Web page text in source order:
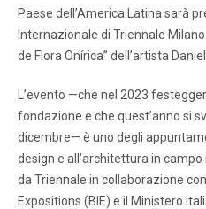
Paese dell’America Latina sarà
Internazionale di Triennale
de Flora Onírica” dell’artista
L’evento —che nel 2023
fondazione e che quest’anno si
dicembre— è uno degli
design e all’architettura in
da Triennale in collaborazione
Expositions (BIE) e il Ministero